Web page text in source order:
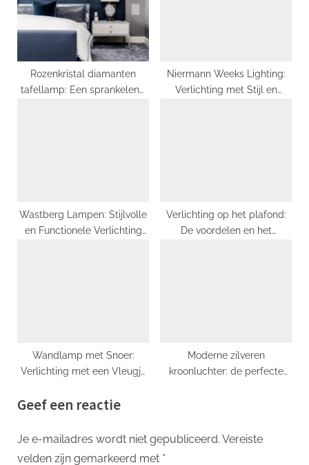
s
t
:
Rozenkristal diamanten
tafellamp: Een sprankelend
Niermann Weeks Lighting:
Verlichting met Stijl en
Wastberg Lampen: Stijlvolle
en Functionele Verlichting
Verlichting op het plafond:
De voordelen en het
Wandlamp met Snoer:
Verlichting met een Vleugje
Moderne zilveren
kroonluchter: de perfecte
Geef een reactie
Je e-mailadres wordt niet gepubliceerd. Vereiste
velden zijn gemarkeerd met *